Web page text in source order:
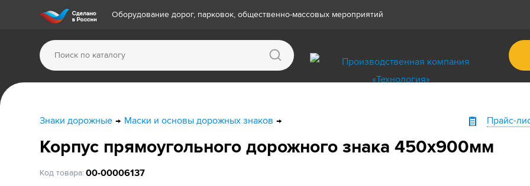
Оборудование дорог, парковок, общественно-массовых мероприятий
Знаки дорожные Маски и основы дорожных знаков Прайс-
Корпус прямоугольного дорожного знака 450х900мм
Код товара: 00-00006137